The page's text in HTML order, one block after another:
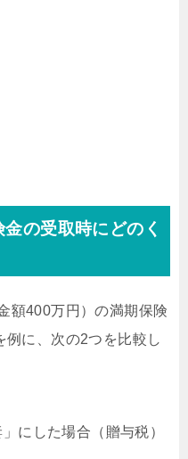
の受取時にどのく
額400万円）の満期保険
に、次の2つを比較し
にした場合（贈与税）